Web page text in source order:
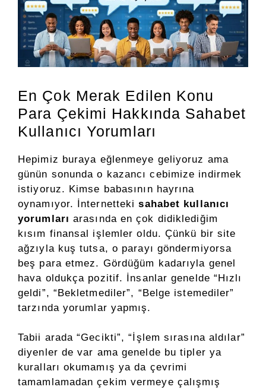
En Çok Merak Edilen Konu
Para Çekimi Hakkında Sahabet
Kullanıcı Yorumları
Hepimiz buraya eğlenmeye geliyoruz ama
günün sonunda o kazancı cebimize indirmek
istiyoruz. Kimse babasının hayrına
oynamıyor. İnternettekisahabet kullanıcı
yorumları arasında en çok didiklediğim
kısım finansal işlemler oldu. Çünkü bir site
ağzıyla kuş tutsa, o parayı göndermiyorsa
beş para etmez. Gördüğüm kadarıyla genel
hava oldukça pozitif. İnsanlar genelde “Hızlı
geldi”, “Bekletmediler”, “Belge istemediler”
tarzında yorumlar yapmış.
Tabii arada “Gecikti”, “İşlem sırasına aldılar”
diyenler de var ama genelde bu tipler ya
kuralları okumamış ya da çevrimi
tamamlamadan çekim vermeye çalışmış